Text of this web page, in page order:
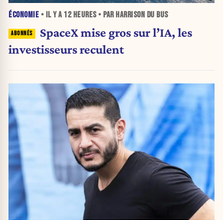
ÉCONOMIE • IL Y A 12 HEURES• PAR HARRISON DU BUS
SpaceX mise gros sur l’IA, les
investisseurs reculent